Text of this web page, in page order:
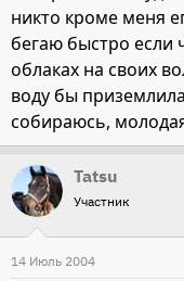
никто кроме меня
бегаю быстро если
облаках на своих
воду бы
собираюсь,
Tatsu
Участник
14 Июль 2004